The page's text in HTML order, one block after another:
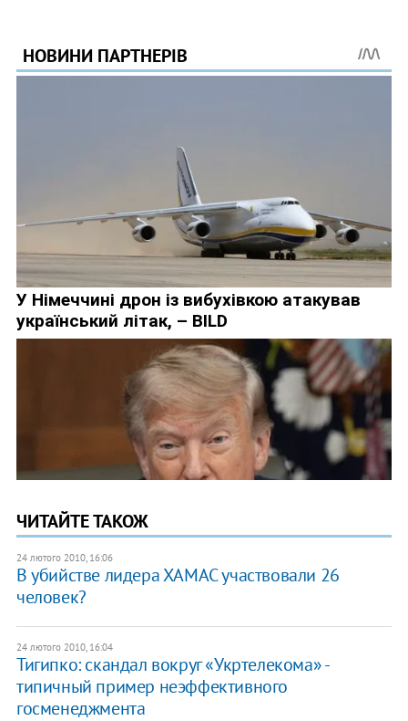
ЧИТАЙТЕ ТАКОЖ
24 лютого 2010, 16:06
В убийстве лидера ХАМАС участвовали 26
человек?
24 лютого 2010, 16:04
Тигипко: скандал вокруг «Укртелекома» -
типичный пример неэффективного
госменеджмента